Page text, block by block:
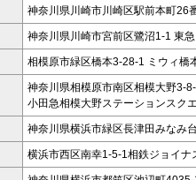
神奈川県川崎市川崎区駅前本町26
神奈川県川崎市宮前区鷺沼1-1 東
相模原市緑区橋本3-28-1 ミウィ橋
神奈川県相模原市南区相模大野3-
小田急相模大野ステーションスク
神奈川県横浜市緑区長津田みなみ
横浜市西区南幸1-5-1相鉄ジョイナ